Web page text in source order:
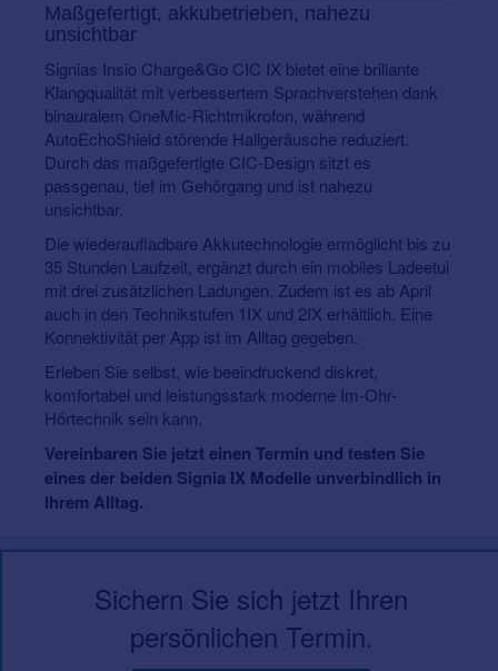
Maßgefertigt, akkubetrieben, nahezu
unsichtbar
Signias Insio Charge&Go CIC IX bietet eine brillante
Klangqualität mit verbessertem Sprachverstehen dank
binauralem OneMic-Richtmikrofon, während
AutoEchoShield störende Hallgeräusche reduziert.
Durch das maßgefertigte CIC-Design sitzt es
passgenau, tief im Gehörgang und ist nahezu
unsichtbar.
Die wiederaufladbare Akkutechnologie ermöglicht bis zu
35 Stunden Laufzeit, ergänzt durch ein mobiles Ladeetui
mit drei zusätzlichen Ladungen. Zudem ist es ab April
auch in den Technikstufen 1IX und 2IX erhältlich. Eine
Konnektivität per App ist im Alltag gegeben.
Erleben Sie selbst, wie beeindruckend diskret,
komfortabel und leistungsstark moderne Im-Ohr-
Hörtechnik sein kann.
Vereinbaren Sie jetzt einen Termin und testen Sie
eines der beiden Signia IX Modelle unverbindlich in
Ihrem Alltag.
Sichern Sie sich jetzt Ihren
persönlichen Termin.